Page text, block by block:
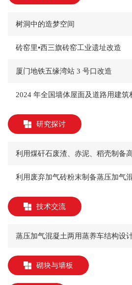
树洞中的造梦空间
砖窑里•西三旗砖窑工业遗址改造
厦门地铁五缘湾站 3 号口改造
研究探讨
利用废弃加气砖粉末制备蒸压加气
技术交流
蒸压加气混凝土两用蒸养车结构设
砌块与墙板